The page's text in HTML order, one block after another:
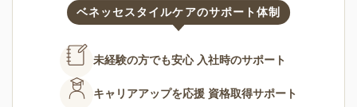
ベネッセスタイルケアのサポート体制
未経験の方でも安心 入社時のサポート
キャリアアップを応援 資格取得サポート